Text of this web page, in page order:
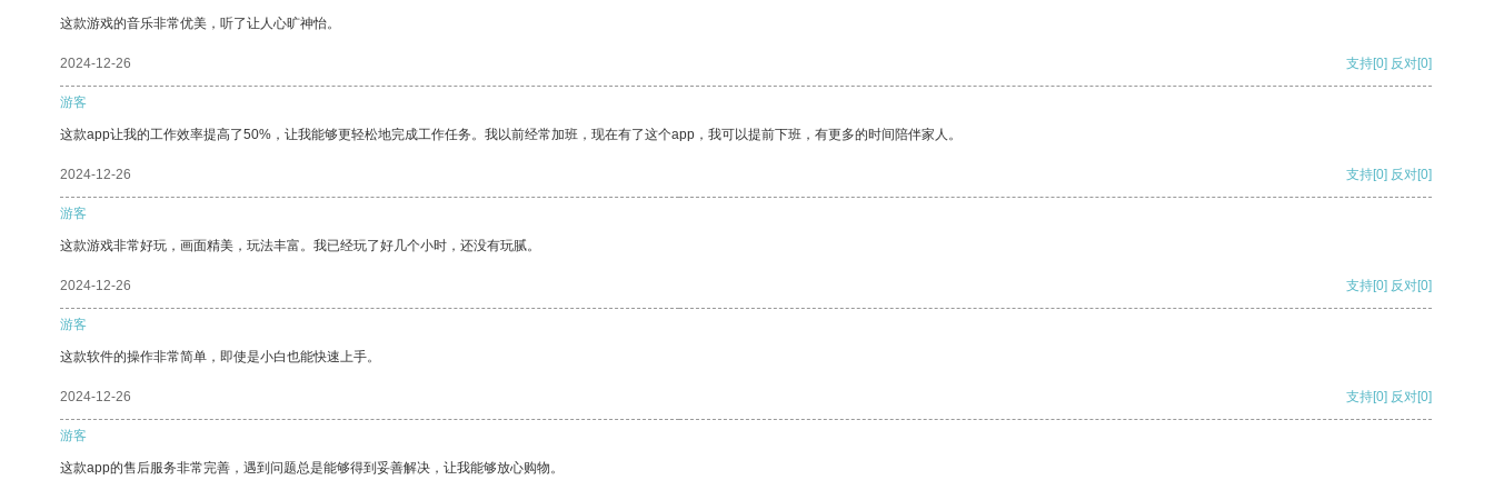
这款游戏的音乐非常优美，听了让人心旷神怡。
2024-12-26 支持[0] 反对[0]
游客
这款app让我的工作效率提高了50%，让我能够更轻松地完成工作任务。我以前经常加班，现在有了这个app，我可以提前下班，有更多的时间陪伴家人。
2024-12-26 支持[0] 反对[0]
游客
这款游戏非常好玩，画面精美，玩法丰富。我已经玩了好几个小时，还没有玩腻。
2024-12-26 支持[0] 反对[0]
游客
这款软件的操作非常简单，即使是小白也能快速上手。
2024-12-26 支持[0] 反对[0]
游客
这款app的售后服务非常完善，遇到问题总是能够得到妥善解决，让我能够放心购物。